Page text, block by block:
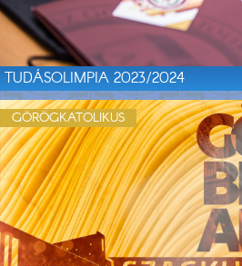
TUDÁSOLIMPIA 2023/2024
GÖRÖGKATOLIKUS